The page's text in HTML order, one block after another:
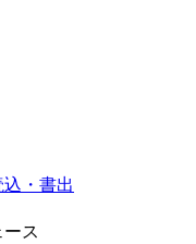
・書出
ス